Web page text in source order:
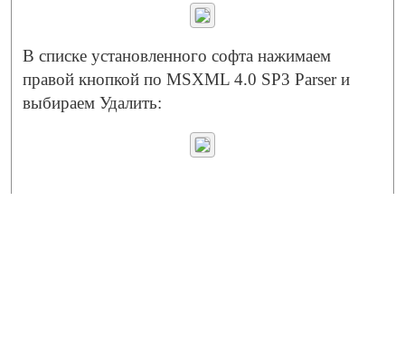
В списке установленного софта нажимаем
правой кнопкой по MSXML 4.0 SP3 Parser и
выбираем Удалить: